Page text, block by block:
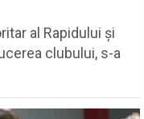
al Rapidului și
clubului, s-a